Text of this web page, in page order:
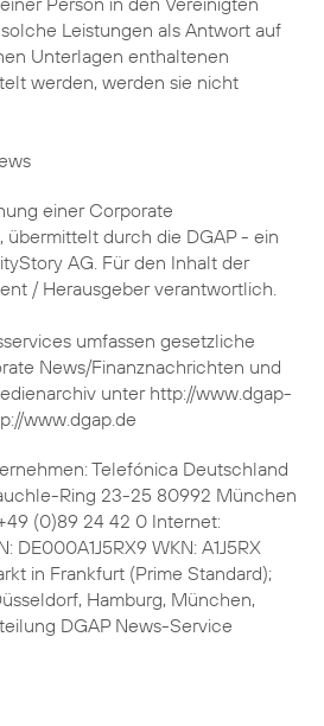
Leistungen als Antwort auf
Unterlagen enthaltenen
werden, werden sie nicht
einer Corporate
übermittelt durch die DGAP - ein
AG. Für den Inhalt der
/ Herausgeber verantwortlich.
umfassen gesetzliche
News/Finanznachrichten und
unter http://www.dgap-
www.dgap.de
Telefónica Deutschland
Ring 23-25 80992 München
(0)89 24 42 0 Internet:
DE000A1J5RX9 WKN: A1J5RX
in Frankfurt (Prime Standard);
Hamburg, München,
DGAP News-Service